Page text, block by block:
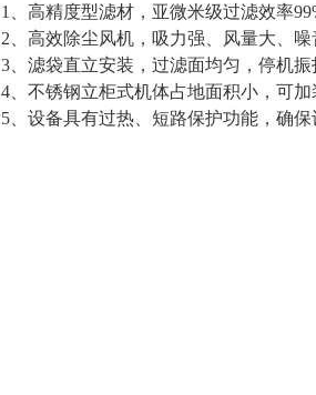
1、高精度型滤材，亚微米级过滤效率
2、高效除尘风机，吸力强、风量大、
3、滤袋直立安装，过滤面均匀，停机
4、不锈钢立柜式机体占地面积小，可
5、设备具有过热、短路保护功能，确保